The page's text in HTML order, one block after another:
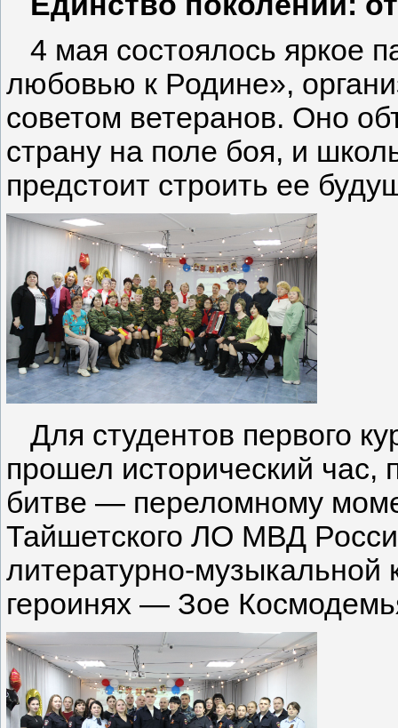
4 мая состоялось яркое
любовью к Родине»,
советом ветеранов. Оно
страну на поле боя, и
предстоит строить ее
Для студентов первого
прошел исторический
битве — переломному
Тайшетского ЛО МВД
литературно-
героинях — Зое